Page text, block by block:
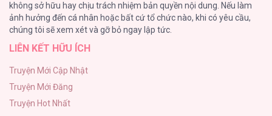
Lệnh Cấm Hôn [...] – Chap 84
Cuộc Sống Sung Sướng Trong Tù
140
Đứa Nhỏ Không Phải Là Con Anh
Mùa Xuân Hoa Nở
104
không sở hữu hay chịu trách nhiệm bản quyền nội dung. Nếu làm
ảnh hưởng đến cá nhân hoặc bất cứ tổ chức nào, khi có yêu cầu,
chúng tôi sẽ xem xét và gỡ bỏ ngay lập tức.
LIÊN KẾT HỮU ÍCH
Truyện Mới Cập Nhật
Truyện Mới Đăng
Truyện Hot Nhất